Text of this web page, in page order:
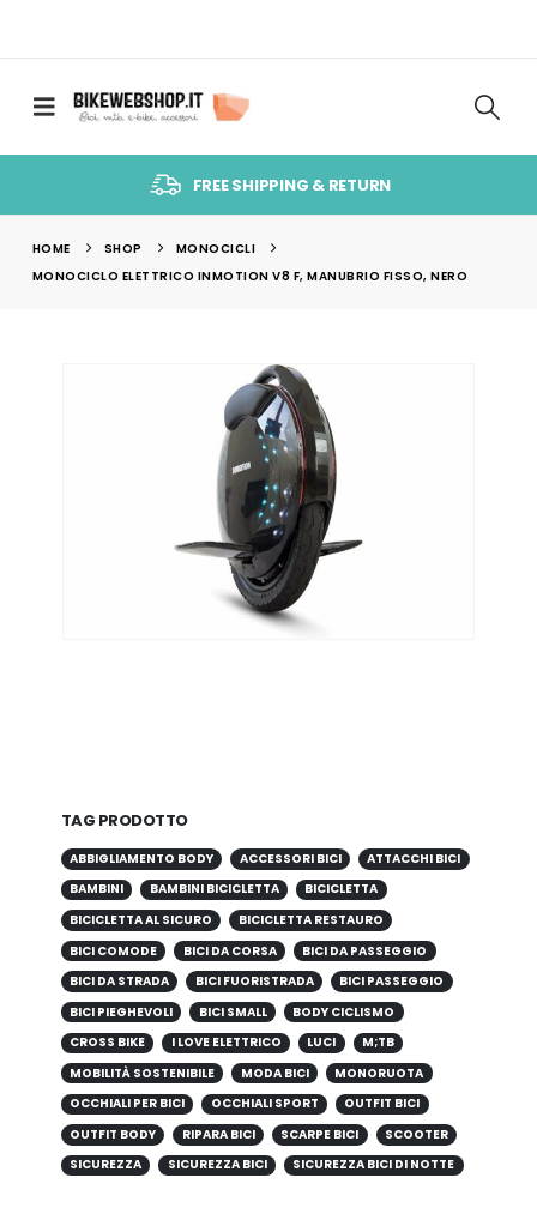
FREE SHIPPING & RETURN
HOME SHOP
MONOCICLI
MONOCICLO ELETTRICO INMOTION V8 F, MANUBRIO FISSO, NERO
TAG PRODOTTO
ABBIGLIAMENTO BODY ACCESSORI BICI
ATTACCHI BICI
BAMBINI
BAMBINI BICICLETTA
BICICLETTA
BICICLETTA AL SICURO
BICICLETTA RESTAURO
BICI COMODE
BICI DA CORSA
BICI DA PASSEGGIO
BICI DA STRADA
BICI FUORISTRADA
BICI PASSEGGIO
BICI PIEGHEVOLI
BICI SMALL
BODY CICLISMO
CROSS BIKE
I LOVE ELETTRICO LUCI
M;TB
MOBILITÀ SOSTENIBILE
MODA BICI
MONORUOTA
OCCHIALI PER BICI
OCCHIALI SPORT
OUTFIT BICI
OUTFIT BODY
RIPARA BICI SCARPE BICI
SCOOTER
SICUREZZA
SICUREZZA BICI SICUREZZA BICI DI NOTTE